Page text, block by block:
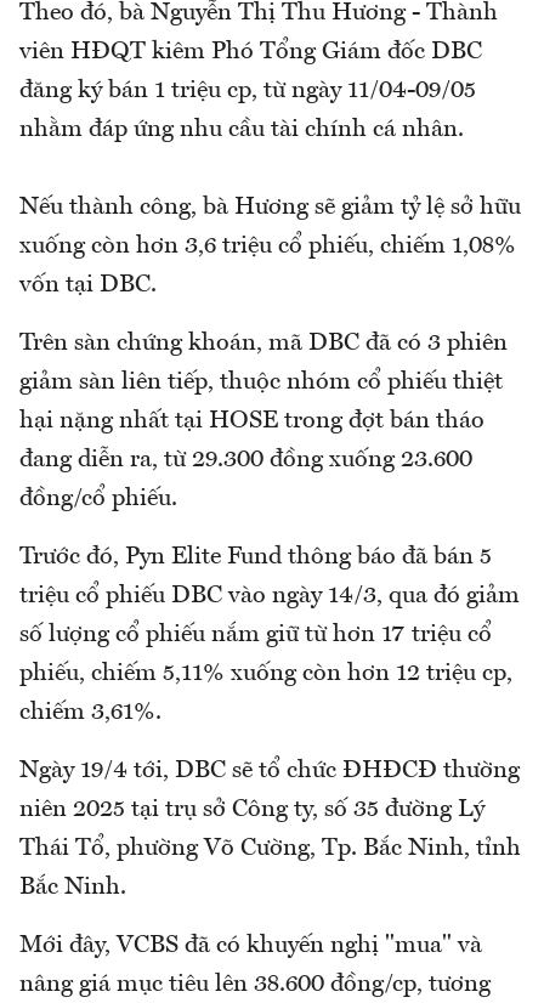
Theo đó, bà Nguyễn Thị Thu Hương - Thành
viên HĐQT kiêm Phó Tổng Giám đốc DBC
đăng ký bán 1 triệu cp, từ ngày 11/04-09/05
nhằm đáp ứng nhu cầu tài chính cá nhân.
Nếu thành công, bà Hương sẽ giảm tỷ lệ sở hữu
xuống còn hơn 3,6 triệu cổ phiếu, chiếm 1,08%
vốn tại DBC.
Trên sàn chứng khoán, mã DBC đã có 3 phiên
giảm sàn liên tiếp, thuộc nhóm cổ phiếu thiệt
hại nặng nhất tại HOSE trong đợt bán tháo
đang diễn ra, từ 29.300 đồng xuống 23.600
đồng/cổ phiếu.
Trước đó, Pyn Elite Fund thông báo đã bán 5
triệu cổ phiếu DBC vào ngày 14/3, qua đó giảm
số lượng cổ phiếu nắm giữ từ hơn 17 triệu cổ
phiếu, chiếm 5,11% xuống còn hơn 12 triệu cp,
chiếm 3,61%.
Ngày 19/4 tới, DBC sẽ tổ chức ĐHĐCĐ thường
niên 2025 tại trụ sở Công ty, số 35 đường Lý
Thái Tổ, phường Võ Cường, Tp. Bắc Ninh, tỉnh
Bắc Ninh.
Mới đây, VCBS đã có khuyến nghị "mua" và
nâng giá mục tiêu lên 38.600 đồng/cp, tương